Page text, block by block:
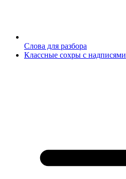
Слова для разбора
Классные сохры с надписями